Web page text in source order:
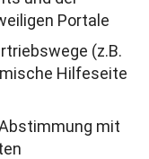
Portale
(z.B.
Hilfeseite
mit